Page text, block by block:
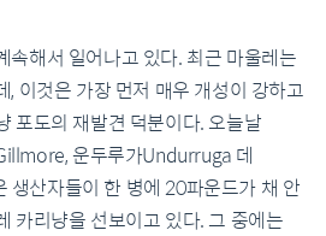
속해서 일어나고 있다. 최근 마울레는
, 이것은 가장 먼저 매우 개성이 강하고
포도의 재발견 덕분이다. 오늘날
운두루가Undurruga 데
산자들이 한 병에 20파운드가 채 안
카리냥을 선보이고 있다. 그 중에는